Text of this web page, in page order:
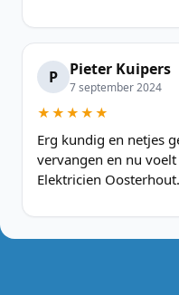
P Pieter Kuipers
7 september 2024
★★★★★
Erg kundig en netjes
vervangen en nu
Elektricien Oosterhout.